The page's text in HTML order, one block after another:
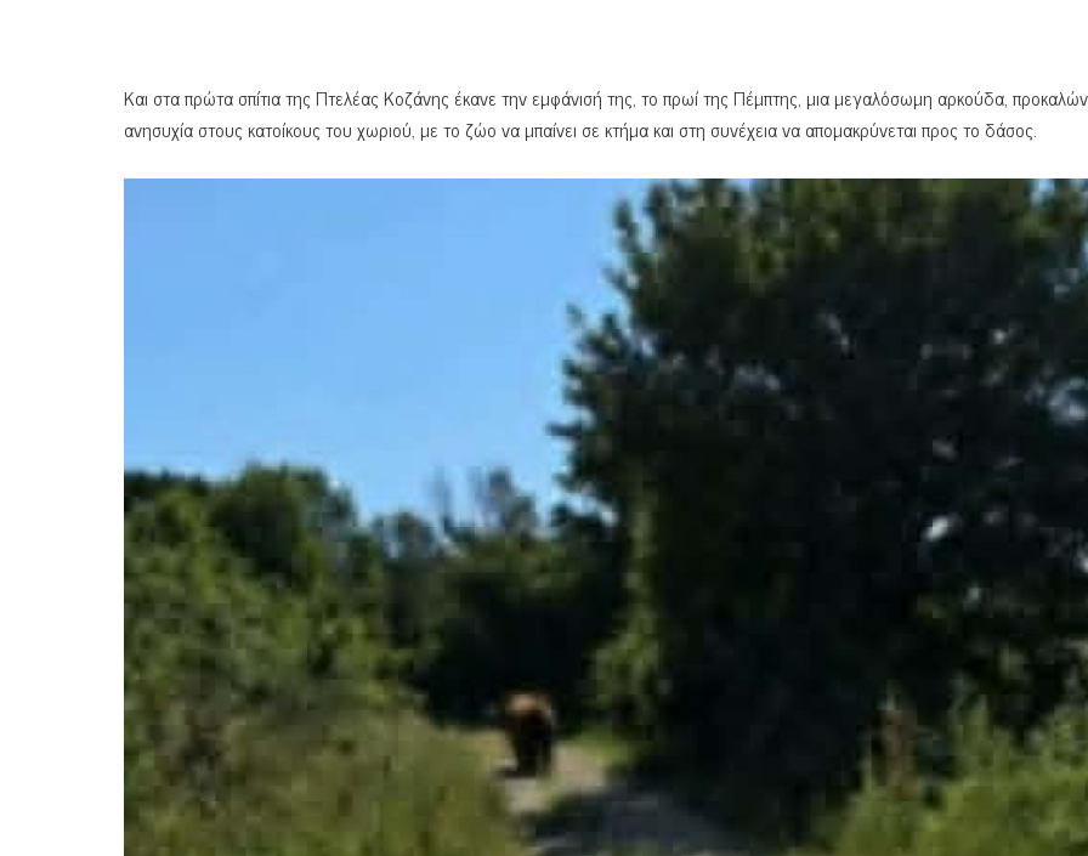
Και στα πρώτα σπίτια της Πτελέας Κοζάνης έκανε την εμφάνισή της, το πρωί της Πέμπτης, μια μεγαλόσωμη αρκούδα,
ανησυχία στους κατοίκους του χωριού, με το ζώο να μπαίνει σε κτήμα και στη συνέχεια να απομακρύνεται προς το δάσος.